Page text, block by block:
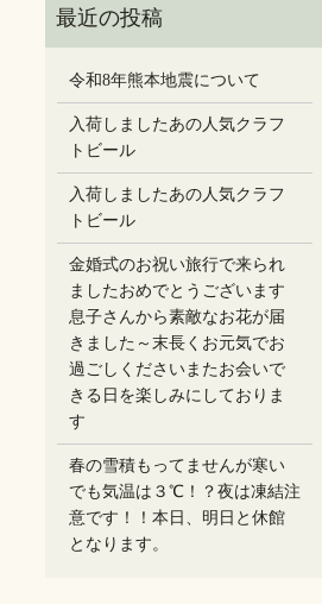
令和8年熊本地震について
入荷しましたあの人気クラフ
トビール
入荷しましたあの人気クラフ
トビール
金婚式のお祝い旅行で来られ
ましたおめでとうございます
息子さんから素敵なお花が届
きました～末長くお元気でお
過ごしください️またお会いで
きる日を楽しみにしておりま
す
春の雪積もってませんが寒い
でも気温は３℃！？夜は凍結注
意です！！本日、明日と休館
となります。